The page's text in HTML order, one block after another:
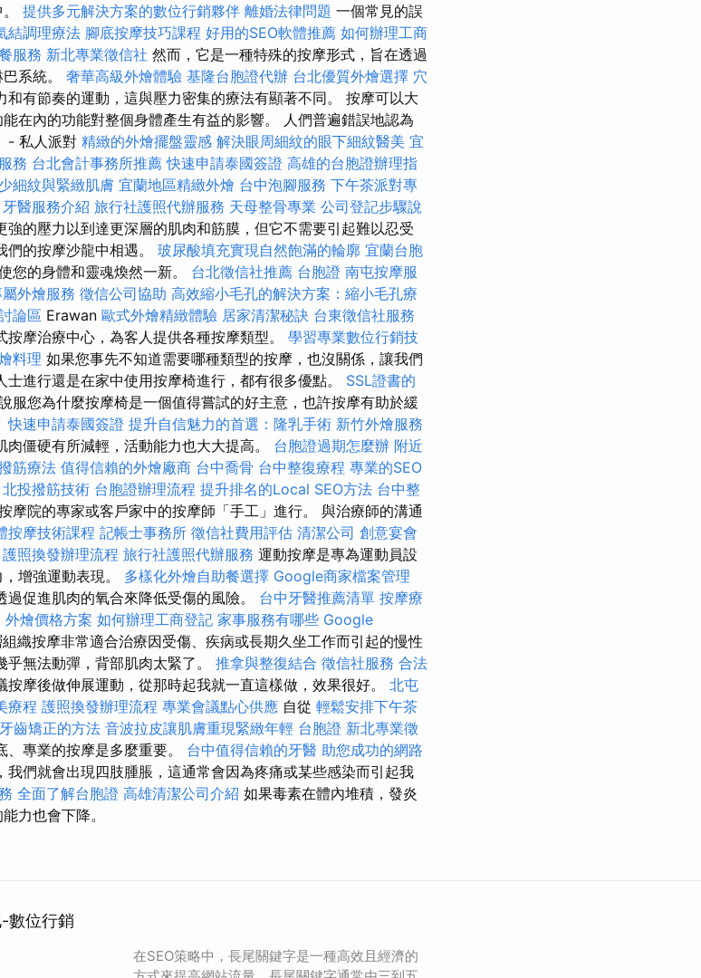
提供多元解決方案的數位行銷夥伴 離婚法律問題 一個常見的誤
結調理療法 腳底按摩技巧課程 好用的SEO軟體推薦 如何辦理工商
服務 新北專業徵信社 然而，它是一種特殊的按摩形式，旨在透過
系統。 奢華高級外燴體驗 基隆台胞證代辦 台北優質外燴選擇 穴
和有節奏的運動，這與壓力密集的療法有顯著不同。 按摩可以大
在內的功能對整個身體產生有益的影響。 人們普遍錯誤地認為
- 私人派對 精緻的外燴擺盤靈感 解決眼周細紋的眼下細紋醫美 宜
務 台北會計事務所推薦 快速申請泰國簽證 高雄的台胞證辦理指
細紋與緊緻肌膚 宜蘭地區精緻外燴 台中泡腳服務 下午茶派對專
牙醫服務介紹 旅行社護照代辦服務 天母整骨專業 公司登記步驟說
的壓力以到達更深層的肌肉和筋膜，但它不需要引起難以忍受
的按摩沙龍中相遇。 玻尿酸填充實現自然飽滿的輪廓 宜蘭台胞
您的身體和靈魂煥然一新。 台北徵信社推薦 台胞證 南屯按摩服
外燴服務 徵信公司協助 高效縮小毛孔的解決方案：縮小毛孔療
論區 Erawan 歐式外燴精緻體驗 居家清潔秘訣 台東徵信社服務
摩治療中心，為客人提供各種按摩類型。 學習專業數位行銷技
料理 如果您事先不知道需要哪種類型的按摩，也沒關係，讓我們
進行還是在家中使用按摩椅進行，都有很多優點。 SSL證書的
服您為什麼按摩椅是一個值得嘗試的好主意，也許按摩有助於緩
快速申請泰國簽證 提升自信魅力的首選：隆乳手術 新竹外燴服務
僵硬有所減輕，活動能力也大大提高。 台胞證過期怎麼辦 附近
筋療法 值得信賴的外燴廠商 台中喬骨 台中整復療程 專業的SEO
北投撥筋技術 台胞證辦理流程 提升排名的Local SEO方法 台中整
摩院的專家或客戶家中的按摩師「手工」進行。 與治療師的溝通
按摩技術課程 記帳士事務所 徵信社費用評估 清潔公司 創意宴會
護照換發辦理流程 旅行社護照代辦服務 運動按摩是專為運動員設
增強運動表現。 多樣化外燴自助餐選擇 Google商家檔案管理
促進肌肉的氧合來降低受傷的風險。 台中牙醫推薦清單 按摩療
燴價格方案 如何辦理工商登記 家事服務有哪些 Google
織按摩非常適合治療因受傷、疾病或長期久坐工作而引起的慢性
無法動彈，背部肌肉太緊了。 推拿與整復結合 徵信社服務 合法
按摩後做伸展運動，從那時起我就一直這樣做，效果很好。 北屯
療程 護照換發辦理流程 專業會議點心供應 自從 輕鬆安排下午茶
牙齒矯正的方法 音波拉皮讓肌膚重現緊緻年輕 台胞證 新北專業徵
專業的按摩是多麼重要。 台中值得信賴的牙醫 助您成功的網路
我們就會出現四肢腫脹，這通常會因為疼痛或某些感染而引起我
全面了解台胞證 高雄清潔公司介紹 如果毒素在體內堆積，發炎
力也會下降。
數位行銷
在SEO策略中，長尾關鍵字是一種高效且經濟的